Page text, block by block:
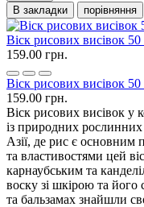
В закладки
порівняння
Віск рисових висівок 50
159.00 грн.
Віск рисових висівок 50
159.00 грн.
Віск рисових висівок у
із природних
Азії, де рис є основним
та властивостями цей
карнаубським та
воску зі шкірою та його
та бальзамах знайшли